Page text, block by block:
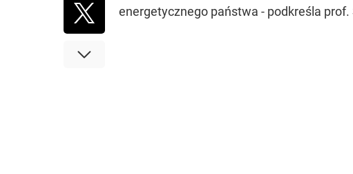
energetycznego państwa - podkreśla